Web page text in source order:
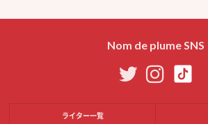
Nom de plume SNS
ライター一覧